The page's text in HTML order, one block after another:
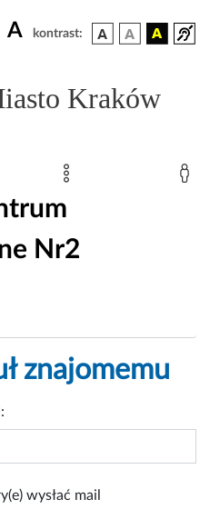
A kontrast:
Kraków
Nr2
znajomemu
wysłać mail